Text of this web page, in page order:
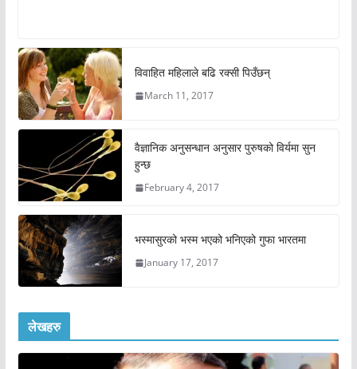
विवाहित महिलाले बढि रक्सी पिउँछन्
March 11, 2017
वैज्ञानिक अनुसन्धान अनुसार पुरुषको विर्यमा सुन
हुन्छ
February 4, 2017
भस्मासुरको भस्म भएको भनिएको गुफा भारतमा
January 17, 2017
लेखहरु